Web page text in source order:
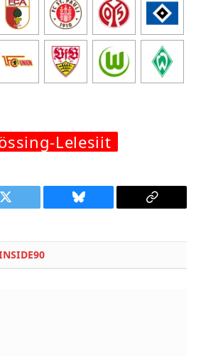
Lelesiit
Twitter Bluesky
Copy